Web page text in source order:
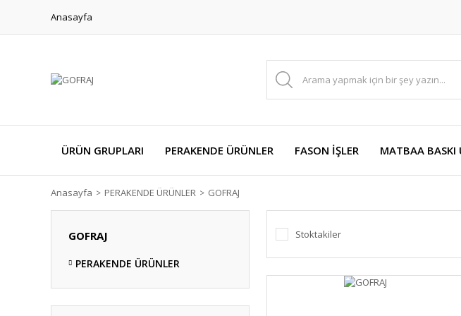
Anasayfa
ÜRÜN GRUPLARI PERAKENDE ÜRÜNLER FASON İŞLER MATBAA BASKI
Anasayfa PERAKENDE ÜRÜNLER GOFRAJ
GOFRAJ
PERAKENDE ÜRÜNLER
Stoktakiler